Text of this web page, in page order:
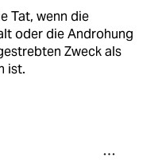
Tat, wenn die
oder die Androhung
Zweck als
ist.